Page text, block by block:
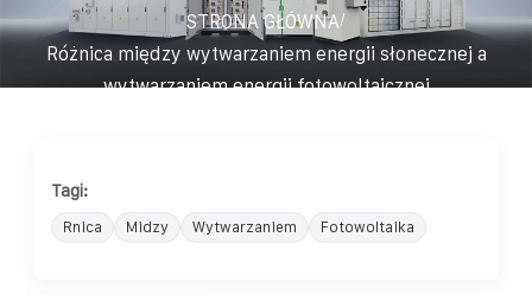
STRONA GŁÓWNA/
Różnica między wytwarzaniem energii słonecznej a
wytwarzaniem energii fotowoltaicznej
Tagi:
Rnica Midzy Wytwarzaniem Fotowoltaika